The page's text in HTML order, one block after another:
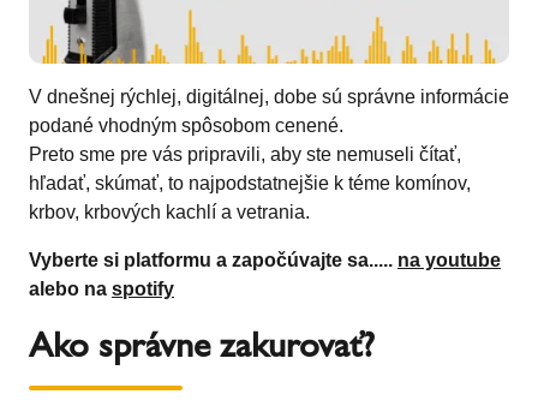
V dnešnej rýchlej, digitálnej, dobe sú správne informácie
podané vhodným spôsobom cenené.
Preto sme pre vás pripravili, aby ste nemuseli čítať,
hľadať, skúmať, to najpodstatnejšie k téme komínov,
krbov, krbových kachlí a vetrania.
Vyberte si platformu a započúvajte sa..... na youtube
alebo na spotify
Ako správne zakurovať?